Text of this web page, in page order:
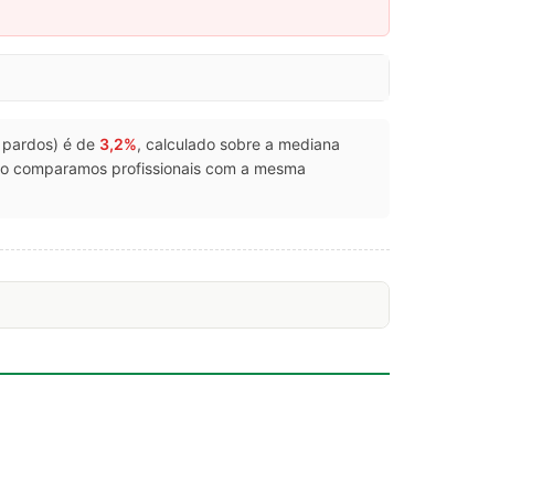
é de 3,2%, calculado sobre a mediana
comparamos profissionais com a mesma